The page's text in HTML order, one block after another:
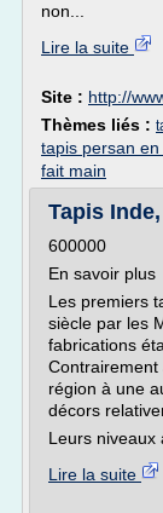
non...
Lire la suite
Site : http://
Thèmes liés :
tapis persan en
fait main
Tapis
600000
En savoir plus
Les premiers
siècle par les
fabrications
région à une
décors
Leurs niveaux
Lire la suite